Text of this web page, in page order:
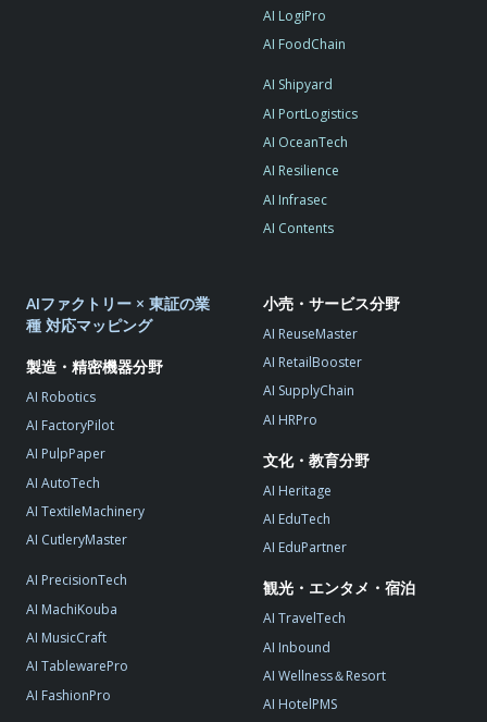
AI LogiPro
AI FoodChain
AI Shipyard
AI PortLogistics
AI OceanTech
AI Resilience
AI Infrasec
AI Contents
AIファクトリー × 東証の業
種 対応マッピング
製造・精密機器分野
AI Robotics
AI FactoryPilot
AI PulpPaper
AI AutoTech
AI TextileMachinery
AI CutleryMaster
AI PrecisionTech
AI MachiKouba
AI MusicCraft
AI TablewarePro
AI FashionPro
小売・サービス分野
AI ReuseMaster
AI RetailBooster
AI SupplyChain
AI HRPro
文化・教育分野
AI Heritage
AI EduTech
AI EduPartner
観光・エンタメ・宿泊
AI TravelTech
AI Inbound
AI Wellness＆Resort
AI HotelPMS